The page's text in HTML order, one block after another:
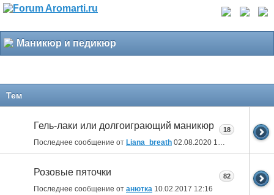
Маникюр и педикюр
Тем
Гель-лаки или долгоиграющий маникюр
Последнее сообщение от Liana_breath 02.08.2020 17:49
18
Розовые пяточки
Последнее сообщение от анютка 10.02.2017 12:16
82